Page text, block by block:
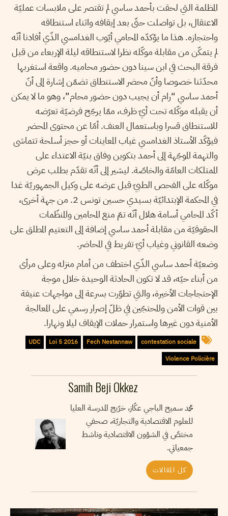
المظلمة التي لحقت بأحمد ساسي لم تقتصر على ملابسات عمليّة
الاعتقال، بل تواصلت حتّى بعد إيقافه واثناء استنطاقه
واحتجازه. هذا ما يؤكدّه المحامي أيّوب الغدامسي الذّي أفادنا أنّه
لم يتمكّن من مقابلة موكّله نظرا لاستنطاقه ليلة الإربعاء من قبل
فرقة البحث في ابن سينا دون حضور محاميه. واقعة استغربها
محدّثنا خصوصا وأنّ محضر الاستنطاق تضمّن إشارة إلى أنّ
أحمد ساسي “رام أن يجيب دون حضور محام”، وهو ما لا يمكن
أن يقبله موكّله تحت أيّ ظرف، ممّا يرجّح فرضيّة تعرّضه
للاستنطاق قسرا وباستعمال العنف. أمّا عن محتوى المحضر
فيؤكّد الأستاذ الغدامسي غياب المعاينات أو حجز أسلحة تتماشى
والتهمة الموجّهة إلى أحمد بتكوين وفاق بنيّة الاعتداء على
الممتلكات العامّة والخاصّة. ليشير إلى أنّه تقدّم بطلب عرض
موكّله على الفحص الطبيّ قبل عرضه على وكيل الجمهوريّة غدا
في المحكمة الإبتدائيّة بسيدي حسين تونس 2. من جهة أخرى،
أكّد المحامي أسامة هلال أنّه تمّ منع المحامين والمنظّمات
الحقوقيّة من مقابلة أحمد ساسي إضافة إلى التعتيم المطلق على
وضعه القانوني وغياب أيّ تفريط في المحاضر.
وضعيّة أحمد ساسي الذّي اختطف من أمام منزله وعلى مرأى
من أبناء حيّه، قد لا تكون الحادثة الوحيدة خلال موجة
الإحتجاجات الأخيرة، والتي تطوّرت بسرعة إلى مواجهات عنيفة
بين قوات الأمن والمحتجّين في ظلّ إصرار رسمي على المعالجة
الأمنية دون غيرها واستمرار حملات الإيقاف ليلا ونهارا.
contestation sociale
Fech Nestannaw
Loi 5 2016
UDC
Violence Policière
Samih Beji Okkez
محمد سميح الباجي عكّاز، خرّيج المدرسة العليا
للعلوم الاقتصادية والتجاريّة، صحفي
مختصّ في الشؤون الاقتصادية وناشط
جمعياتي.
كل المقالات